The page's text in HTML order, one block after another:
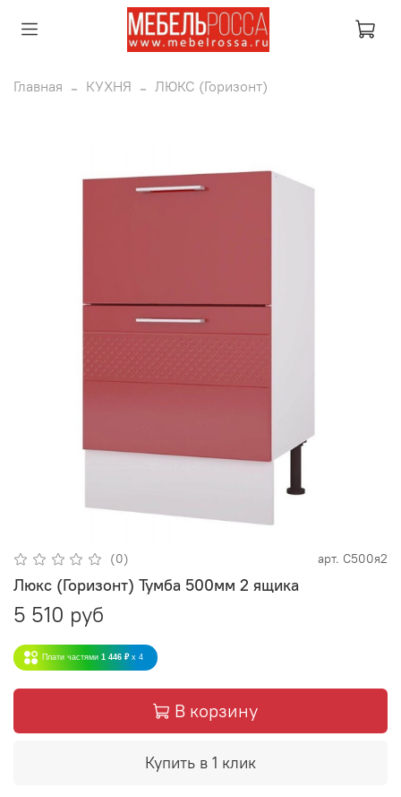
Главная КУХНЯ ЛЮКС (Горизонт)
(0) арт. С500я2
Люкс (Горизонт) Тумба 500мм 2 ящика
5 510 руб
Плати частями 1 446 ₽ x 4
В корзину
Купить в 1 клик